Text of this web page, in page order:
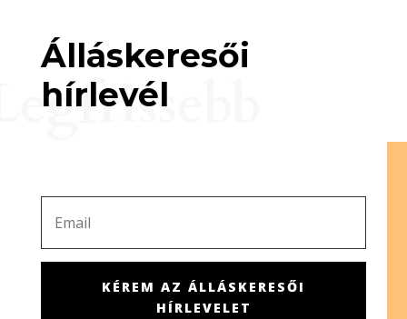
Álláskeresői
hírlevél
KÉREM AZ ÁLLÁSKERESŐI
HÍRLEVELET